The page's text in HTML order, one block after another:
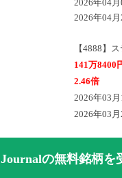
2026年04
2026年04
【4888】
141万8400
2.46倍
2026年03
2026年03
Journalの無料銘柄を